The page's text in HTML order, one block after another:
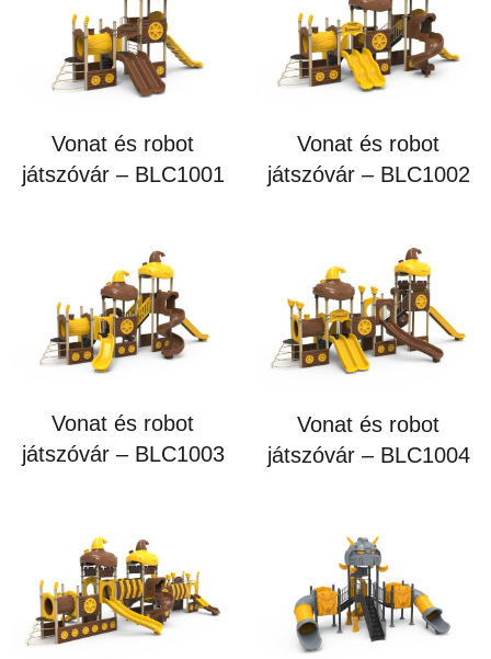
Vonat és robot
játszóvár – BLC1001
Vonat és robot
játszóvár – BLC1002
Vonat és robot
játszóvár – BLC1003
Vonat és robot
játszóvár – BLC1004